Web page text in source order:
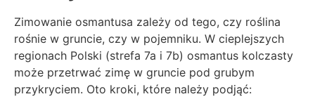
Zimowanie osmantusa zależy od tego, czy roślina
rośnie w gruncie, czy w pojemniku. W cieplejszych
regionach Polski (strefa 7a i 7b) osmantus kolczasty
może przetrwać zimę w gruncie pod grubym
przykryciem. Oto kroki, które należy podjąć: